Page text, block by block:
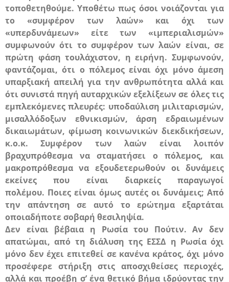
τοποθετηθούμε. Υποθέτω πως όσοι νοιάζονται για
το «συμφέρον των λαών» και όχι των
«υπερδυνάμεων» είτε των «ιμπεριαλισμών»
συμφωνούν ότι το συμφέρον των λαών είναι, σε
πρώτη φάση τουλάχιστον, η ειρήνη. Συμφωνούν,
φαντάζομαι, ότι ο πόλεμος είναι όχι μόνο άμεση
υπαρξιακή απειλή για την ανθρωπότητα αλλά και
ότι συνιστά πηγή αυταρχικών εξελίξεων σε όλες τις
εμπλεκόμενες πλευρές: υποδαύλιση μιλιταρισμών,
μισαλλόδοξων εθνικισμών, άρση εδραιωμένων
δικαιωμάτων, φίμωση κοινωνικών διεκδικήσεων,
κ.ο.κ. Συμφέρον των λαών είναι λοιπόν
βραχυπρόθεσμα να σταματήσει ο πόλεμος, και
μακροπρόθεσμα να εξουδετερωθούν οι δυνάμεις
εκείνες που είναι διαρκείς παραγωγοί
πολέμου. Ποιες είναι όμως αυτές οι δυνάμεις; Από
την απάντηση σε αυτό το ερώτημα εξαρτάται
οποιαδήποτε σοβαρή θεσιληψία.
Δεν είναι βέβαια η Ρωσία του Πούτιν. Αν δεν
απατώμαι, από τη διάλυση της ΕΣΣΔ η Ρωσία όχι
μόνο δεν έχει επιτεθεί σε κανένα κράτος, όχι μόνο
προσέφερε στήριξη στις αποσχιθείσες περιοχές,
αλλά και προέβη σ’ ένα θετικό βήμα ιδρύοντας την